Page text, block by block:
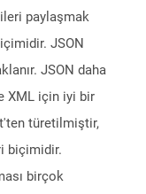
paylaşmak
JSON
JSON daha
XML için iyi bir
türetilmiştir,
biçimidir.
birçok